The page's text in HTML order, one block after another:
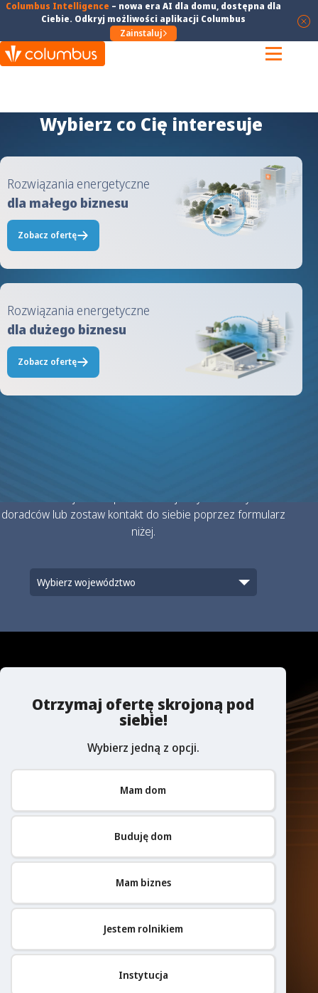
Columbus Intelligence – nowa era AI dla domu, dostępna dla
Ciebie. Odkryj możliwości aplikacji Columbus
Zainstaluj
Wybierz co Cię interesuje
Rozwiązania energetyczne
dla małego biznesu
Zobacz ofertę
Rozwiązania energetyczne
dla dużego biznesu
Zobacz ofertę
doradców lub zostaw kontakt do siebie poprzez formularz
niżej.
Otrzymaj ofertę skrojoną pod
siebie!
Wybierz jedną z opcji.
Mam dom
Buduję dom
Mam biznes
Jestem rolnikiem
Instytucja